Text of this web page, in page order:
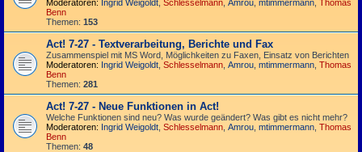
Moderatoren: Ingrid Weigoldt Schlesselmann Amrou mtimmermann Thomas
Benn
Themen: 153
Act! 7-27 - Text­­ver­arbei­tung, Berichte und Fax
Zusammenspiel mit MS Word, Möglichkeiten zu Faxen, Einsatz von Berichten
Moderatoren: Ingrid Weigoldt Schlesselmann Amrou mtimmermann Thomas
Benn
Themen: 281
Act! 7-27 - Neue Funktionen in Act!
Welche Funktionen sind neu? Was wurde geändert? Was gibt es nicht mehr?
Moderatoren: Ingrid Weigoldt Schlesselmann Amrou mtimmermann Thomas
Benn
Themen: 48